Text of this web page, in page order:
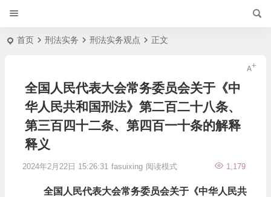
首页 刑法实务 刑法实务观点 正文
全国人民代表大会常务委员会关于《中
华人民共和国刑法》第二百二十八条、
第三百四十二条、第四百一十条的解释
释义
2024年2月22日 15:26:31 fasuixing 1,179
阅读模式
全国人民代表大会常务委员会关于《中华人民共